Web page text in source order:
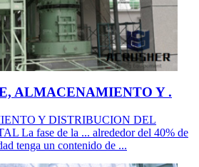
ALMACENAMIENTO Y .
Y DISTRIBUCION DEL
La fase de la ... alrededor del 40% de
tenga un contenido de ...